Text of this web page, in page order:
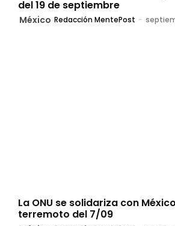
del 19 de septiembre
México Redacción MentePost -
La ONU se solidariza con
terremoto del 7/09